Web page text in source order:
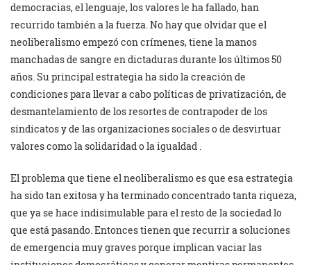
democracias, el lenguaje, los valores le ha fallado, han
recurrido también a la fuerza. No hay que olvidar que el
neoliberalismo empezó con crímenes, tiene la manos
manchadas de sangre en dictaduras durante los últimos 50
años. Su principal estrategia ha sido la creación de
condiciones para llevar a cabo políticas de privatización, de
desmantelamiento de los resortes de contrapoder de los
sindicatos y de las organizaciones sociales o de desvirtuar
valores como la solidaridad o la igualdad .
El problema que tiene el neoliberalismo es que esa estrategia
ha sido tan exitosa y ha terminado concentrado tanta riqueza,
que ya se hace indisimulable para el resto de la sociedad lo
que está pasando. Entonces tienen que recurrir a soluciones
de emergencia muy graves porque implican vaciar las